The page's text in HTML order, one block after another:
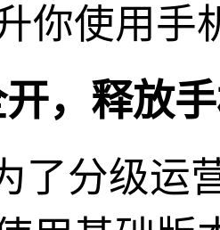
你使用手
，释放
了分级运